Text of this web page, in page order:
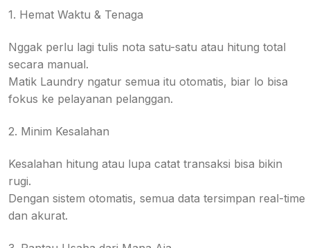
1. Hemat Waktu & Tenaga
Nggak perlu lagi tulis nota satu-satu atau hitung total
secara manual.
Matik Laundry ngatur semua itu otomatis, biar lo bisa
fokus ke pelayanan pelanggan.
2. Minim Kesalahan
Kesalahan hitung atau lupa catat transaksi bisa bikin
rugi.
Dengan sistem otomatis, semua data tersimpan real-time
dan akurat.